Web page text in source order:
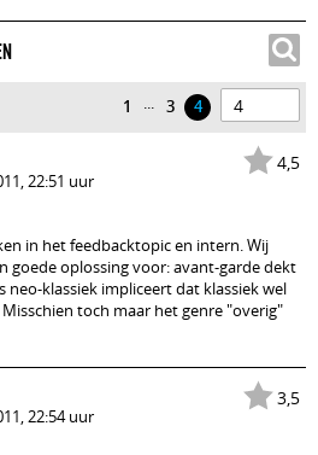
1 ... 3 4
4,5
22:51 uur
in het feedbacktopic en intern. Wij
goede oplossing voor: avant-garde dekt
neo-klassiek impliceert dat klassiek wel
toch maar het genre "overig"
3,5
22:54 uur